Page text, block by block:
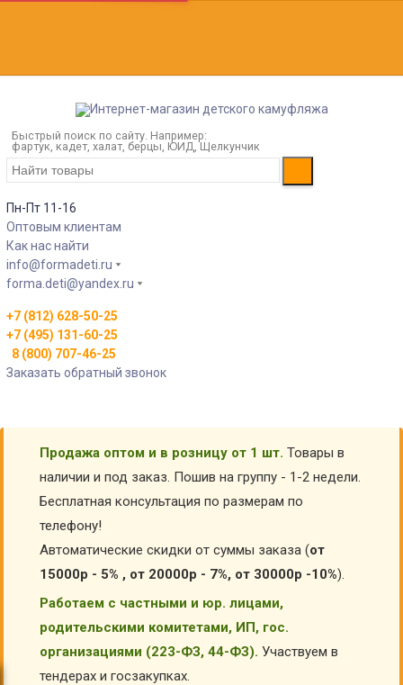
Быстрый поиск по сайту. Например:
фартук, кадет, халат, берцы, ЮИД, Щелкунчик
Пн-Пт 11-16
Оптовым клиентам
Как нас найти
info@formadeti.ru
forma.deti@yandex.ru
+7 (812) 628-50-25
+7 (495) 131-60-25
8 (800) 707-46-25
Заказать обратный звонок
Продажа оптом и в розницу от 1 шт. Товары в
наличии и под заказ. Пошив на группу - 1-2 недели.
Бесплатная консультация по размерам по
телефону!
Автоматические скидки от суммы заказа (от
15000р - 5% , от 20000р - 7%, от 30000р -10%).
Работаем с частными и юр. лицами,
родительскими комитетами, ИП, гос.
организациями (223-ФЗ, 44-ФЗ). Участвуем в
тендерах и госзакупках.